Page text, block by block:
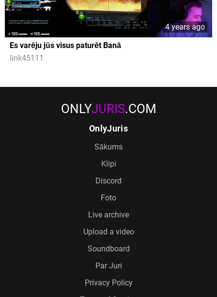
4 years ago
Es varēju jūs visus paturēt Banā
link45111
ONLYJURIS.COM
OnlyJuris
Sākums
Klipi
Discord
Foto
Live archive
Upload a video
Soundboard
Par Juri
Privacy Policy